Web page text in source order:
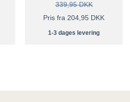
339,95 DKK
Pris fra 204,95 DKK
1-3 dages levering